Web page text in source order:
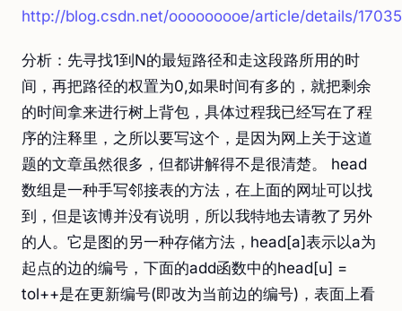
http://blog.csdn.net/ooooooooe/article/details/
分析：先寻找1到N的最短路径和走这段路所用的时
间，再把路径的权置为0,如果时间有多的，就把剩余
的时间拿来进行树上背包，具体过程我已经写在了程
序的注释里，之所以要写这个，是因为网上关于这道
题的文章虽然很多，但都讲解得不是很清楚。 head
数组是一种手写邻接表的方法，在上面的网址可以找
到，但是该博并没有说明，所以我特地去请教了另外
的人。它是图的另一种存储方法，head[a]表示以a为
起点的边的编号，下面的add函数中的head[u] =
tol++是在更新编号(即改为当前边的编号)，表面上看